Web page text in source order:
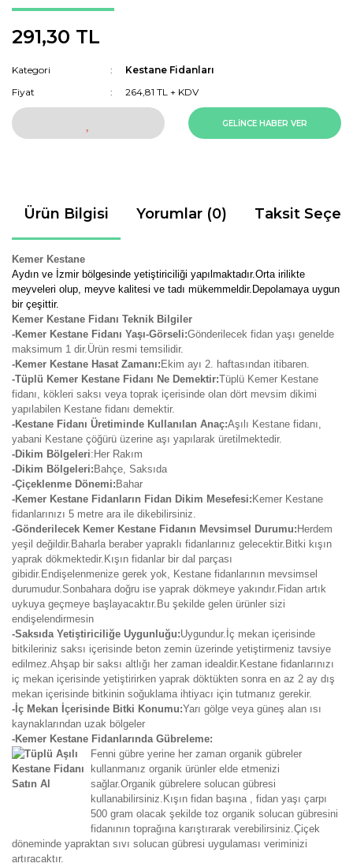
291,30 TL
Kategori
Kestane Fidanları
Fiyat
264,81 TL + KDV
GELİNCE HABER VER
Ürün Bilgisi Yorumlar (0) Taksit
Kemer Kestane
Aydın ve İzmir bölgesinde yetiştiriciliği yapılmaktadır.Orta irilikte
meyveleri olup, meyve kalitesi ve tadı mükemmeldir.Depolamaya uygun
bir çeşittir.
Kemer Kestane Fidanı Teknik Bilgiler
-Kemer Kestane Fidanı Yaşı-Görseli:Gönderilecek fidan yaşı genelde
maksimum 1 dir.Ürün resmi temsilidir.
-Kemer Kestane Hasat Zamanı: Ekim ayı 2. haftasından itibaren.
-Tüplü Kemer Kestane Fidanı Ne Demektir:Tüplü Kemer Kestane
fidanı, kökleri saksı veya toprak içerisinde olan dört mevsim dikimi
yapılabilen Kestane fidanı demektir.
-Kestane Fidanı Üretiminde Kullanılan Anaç:Aşılı Kestane fidanı,
yabani Kestane çöğürü üzerine aşı yapılarak üretilmektedir.
-Dikim Bölgeleri:Her Rakım
-Dikim Bölgeleri: Bahçe, Saksıda
-Çiçeklenme Dönemi: Bahar
-Kemer Kestane Fidanların Fidan Dikim Mesefesi: Kemer Kestane
fidanlarınızı 5 metre ara ile dikebilirsiniz.
-Gönderilecek Kemer Kestane Fidanın Mevsimsel Durumu: Herdem
yeşil değildir.Baharla beraber yapraklı fidanlarınız gelecektir.Bitki kışın
yaprak dökmektedir.Kışın fidanlar bir dal parçası
gibidir.Endişelenmenize gerek yok, Kestane fidanlarının mevsimsel
durumudur.Sonbahara doğru ise yaprak dökmeye yakındır.Fidan artık
uykuya geçmeye başlayacaktır.Bu şekilde gelen ürünler sizi
endişelendirmesin
-Saksıda Yetiştiriciliğe Uygunluğu:Uygundur.İç mekan içerisinde
bitkileriniz saksı içerisinde beton zemin üzerinde yetiştirmeniz tavsiye
edilmez.Ahşap bir saksı altlığı her zaman idealdir.Kestane fidanlarınızı
iç mekan içerisinde yetiştirirken yaprak döktükten sonra en az 2 ay dış
mekan içerisinde bitkinin soğuklama ihtiyacı için tutmanız gerekir.
-İç Mekan İçerisinde Bitki Konumu:Yarı gölge veya güneş alan ısı
kaynaklarından uzak bölgeler
-Kemer Kestane Fidanlarında Gübreleme:
Fenni gübre yerine her zaman organik gübreler
kullanmanız organik ürünler elde etmenizi
sağlar.Organik gübrelere solucan gübresi
kullanabilirsiniz.Kışın fidan başına , fidan yaşı çarpı
500 gram olacak şekilde toz organik solucan gübresini
fidanının toprağına karıştırarak verebilirsiniz.Çiçek
döneminde yapraktan sıvı solucan gübresi uygulaması veriminizi
artıracaktır.